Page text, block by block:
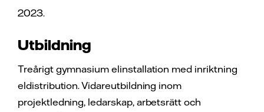
2023.
Utbildning
Treårigt gymnasium elinstallation med inriktning
eldistribution. Vidareutbildning inom
projektledning, ledarskap, arbetsrätt och